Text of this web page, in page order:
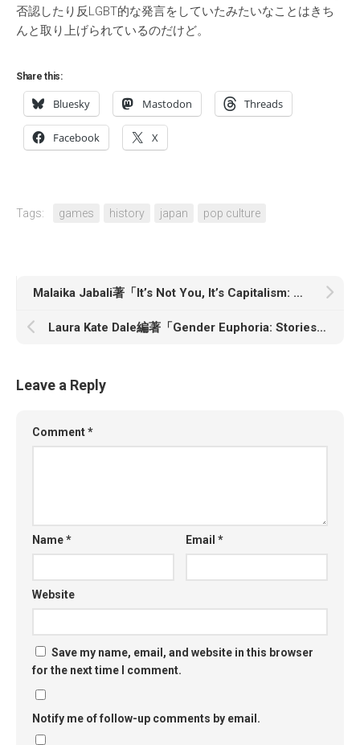
否認したり反LGBT的な発言をしていたみたいなことはきち
んと取り上げられているのだけど。
Share this:
Bluesky Mastodon Threads
Facebook X
Tags: games history japan pop culture
Malaika Jabali著「It’s Not You, It’s Capitalism: Why It’s Time to Break Up and How to Move On」
Laura Kate Dale編著「Gender Euphoria: Stories of joy from trans, non-binary and intersex writers」
Leave a Reply
Comment*
Name* Email*
Website
Save my name, email, and website in this browser
for the next time I comment.
Notify me of follow-up comments by email.